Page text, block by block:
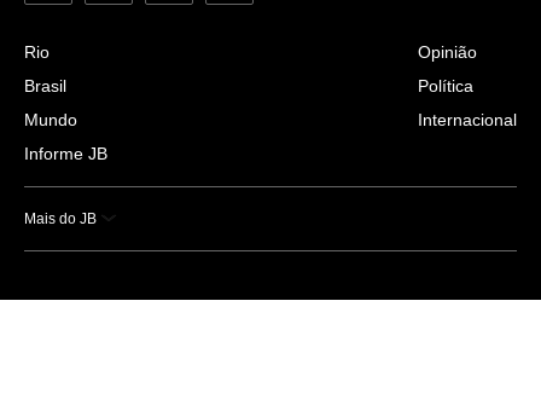
Rio
Brasil
Mundo
Informe JB
Opinião
Política
Internacional
Mais do JB
Esportes